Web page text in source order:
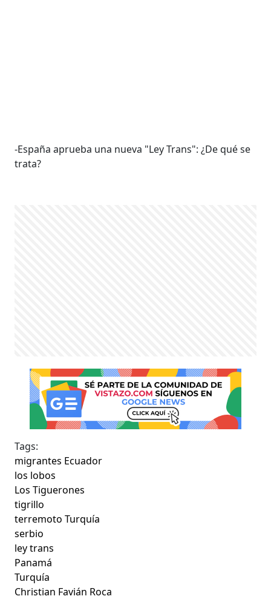
-España aprueba una nueva "Ley Trans": ¿De qué se
trata?
Tags:
migrantes Ecuador
los lobos
Los Tiguerones
tigrillo
terremoto Turquía
serbio
ley trans
Panamá
Turquía
Christian Favián Roca